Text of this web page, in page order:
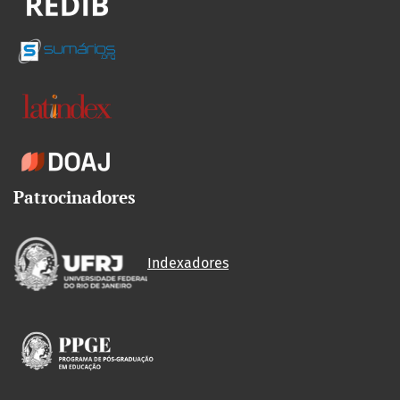
Patrocinadores
Indexadores